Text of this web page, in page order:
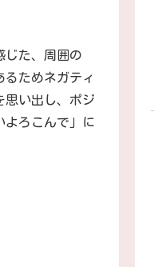
じた、周囲の
ためネガティ
い出し、ポジ
よろこんで」に